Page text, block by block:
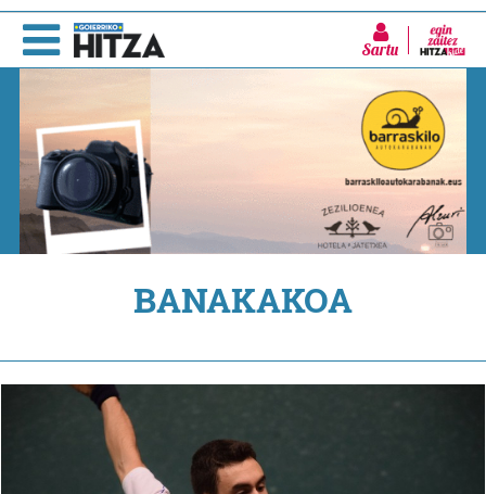
Sartu
BANAKAKOA